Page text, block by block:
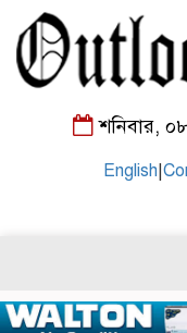
শনিবার,
English|